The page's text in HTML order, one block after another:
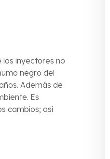
inyectores no
negro del
Además de
Es
cambios; así